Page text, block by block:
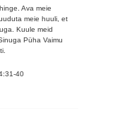
Ava meie
meie huuli, et
Kuule meid
Püha Vaimu
40